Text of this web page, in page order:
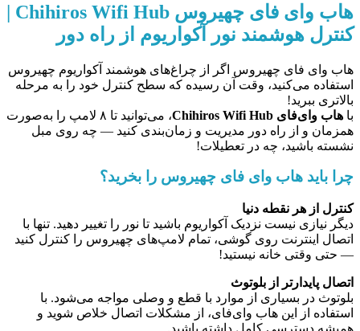
هاب وای فای چهیروس Chihiros Wifi Hub |
کنترل هوشمند نور آکواریوم از راه دور
هاب وای فای چهیروس اگر از چراغ‌های هوشمند آکواریوم چهیروس
استفاده می‌کنید، وقت آن رسیده که سطح کنترل خود را به مرحله
بالاتری ببرید!
با هاب وای‌فای Chihiros Wifi Hub
، می‌توانید تا ۸ لامپ را به‌صورت
همزمان و از راه دور مدیریت و زمان‌بندی کنید — چه روی مبل
نشسته باشید، چه در تعطیلات!
چرا باید هاب وای فای چهیروس را بخرید؟
کنترل از هر نقطه دنیا
دیگر نیازی نیست نزدیک آکواریوم باشید تا نور را تغییر دهید. تنها با
اتصال اینترنت روی گوشی، تمام لامپ‌های چهیروس را کنترل کنید
— حتی وقتی خانه نیستید!
اتصال پایدارتر از بلوتوث
بلوتوث در بسیاری از موارد با قطع و وصلی مواجه می‌شود. با
استفاده از این هاب وای‌فای، از مشکلات اتصال خلاص شوید و